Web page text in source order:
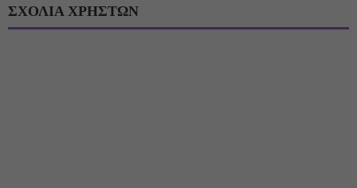
ΣΧΟΛΙΑ ΧΡΗΣΤΩΝ